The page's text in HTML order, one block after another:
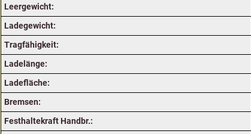
Leergewicht:
Ladegewicht:
Tragfähigkeit:
Ladelänge:
Ladefläche:
Bremsen:
Festhaltekraft Handbr.: